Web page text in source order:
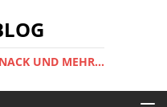
UND MEHR...